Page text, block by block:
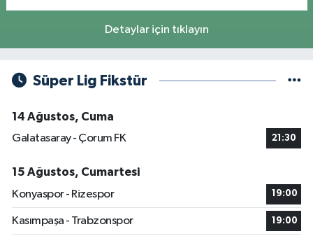
Detaylar için tıklayın
Süper Lig Fikstür
14 Ağustos, Cuma
Galatasaray - Çorum FK
21:30
15 Ağustos, Cumartesi
Konyaspor - Rizespor
19:00
Kasımpaşa - Trabzonspor 19:00